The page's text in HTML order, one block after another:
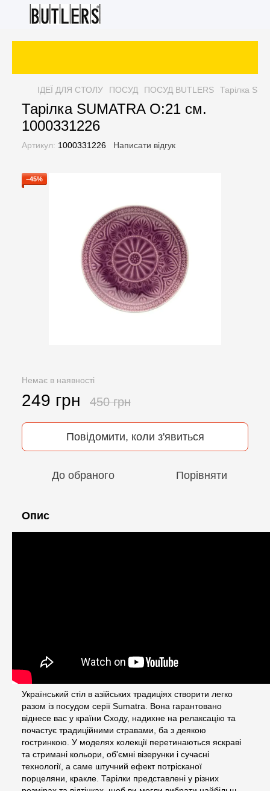
ІДЕЇ ДЛЯ СТОЛУ ПОСУД ПОСУД BUTLERS Тарілка
Тарілка SUMATRA O:21 см.
1000331226
Артикул: 1000331226 Написати відгук
−45%
Немає в наявності
249 грн 450 грн
Повідомити, коли з'явиться
До обраного Порівняти
Опис
Український стіл в азійських традиціях створити легко
разом із посудом серії Sumatra. Вона гарантовано
віднесе вас у країни Сходу, надихне на релаксацію та
почастує традиційними стравами, ба з деякою
гостринкою. У моделях колекції перетинаються яскраві
та стримані кольори, об'ємні візерунки і сучасні
технології, а саме штучний ефект потрісканої
порцеляни, кракле. Тарілки представлені у різних